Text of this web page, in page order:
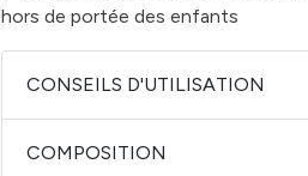
hors de portée des enfants
CONSEILS D'UTILISATION
COMPOSITION